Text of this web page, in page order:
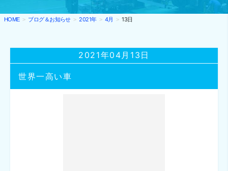
HOME ブログ＆お知らせ 2021年 4月 13日
世界一高い車
2021年04月13日